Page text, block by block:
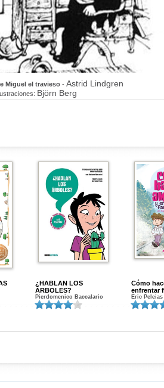
Miguel el travieso- Astrid Lindgren
Björn Berg
¿HABLAN LOS
ÁRBOLES?
Pierdomenico Baccalario
Cómo
enfrentar
Eric Peleias